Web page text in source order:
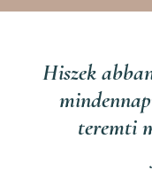
Hiszek
teremti